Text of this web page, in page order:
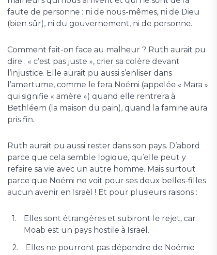
faute de personne : ni de nous-mêmes, ni de Dieu
(bien sûr), ni du gouvernement, ni de personne.
Comment fait-on face au malheur ? Ruth aurait pu
dire : « c’est pas juste », crier sa colère devant
l’injustice. Elle aurait pu aussi s’enliser dans
l’amertume, comme le fera Noémi (appelée « Mara »
qui signifie « amère ») quand elle rentrera à
Bethléem (la maison du pain), quand la famine aura
pris fin.
Ruth aurait pu aussi rester dans son pays. D’abord
parce que cela semble logique, qu’elle peut y
refaire sa vie avec un autre homme. Mais surtout
parce que Noémi ne voit pour ses deux belles-filles
aucun avenir en Israël ! Et pour plusieurs raisons :
Elles sont étrangères et subiront le rejet, car
Moab est un pays hostile à Israël.
Elles ne pourront pas dépendre de Noémie